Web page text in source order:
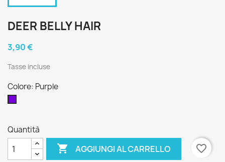
DEER BELLY HAIR
3,90 €
Tasse incluse
Colore: Purple
Quantità
 AGGIUNGI AL CARRELLO favorite_border